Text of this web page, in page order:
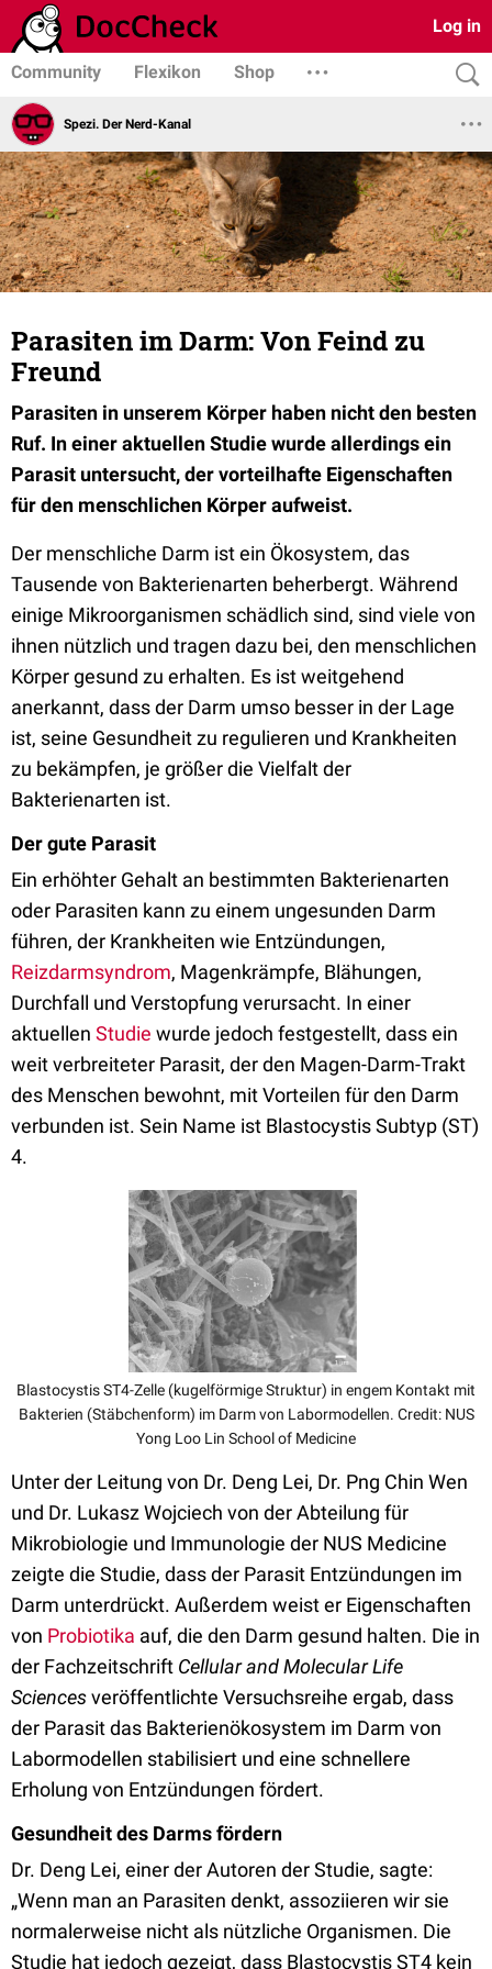
Log in
Community Flexikon Shop
Spezi. Der Nerd-Kanal
Parasiten im Darm: Von Feind zu
Freund
Parasiten in unserem Körper haben nicht den besten
Ruf. In einer aktuellen Studie wurde allerdings ein
Parasit untersucht, der vorteilhafte Eigenschaften
für den menschlichen Körper aufweist.
Der menschliche Darm ist ein Ökosystem, das
Tausende von Bakterienarten beherbergt. Während
einige Mikroorganismen schädlich sind, sind viele von
ihnen nützlich und tragen dazu bei, den menschlichen
Körper gesund zu erhalten. Es ist weitgehend
anerkannt, dass der Darm umso besser in der Lage
ist, seine Gesundheit zu regulieren und Krankheiten
zu bekämpfen, je größer die Vielfalt der
Bakterienarten ist.
Der gute Parasit
Ein erhöhter Gehalt an bestimmten Bakterienarten
oder Parasiten kann zu einem ungesunden Darm
führen, der Krankheiten wie Entzündungen,
Reizdarmsyndrom, Magenkrämpfe, Blähungen,
Durchfall und Verstopfung verursacht. In einer
aktuellen Studie wurde jedoch festgestellt, dass ein
weit verbreiteter Parasit, der den Magen-Darm-Trakt
des Menschen bewohnt, mit Vorteilen für den Darm
verbunden ist. Sein Name ist Blastocystis Subtyp (ST)
4.
Blastocystis ST4-Zelle (kugelförmige Struktur) in engem Kontakt mit
Bakterien (Stäbchenform) im Darm von Labormodellen. Credit: NUS
Yong Loo Lin School of Medicine
Unter der Leitung von Dr. Deng Lei, Dr. Png Chin Wen
und Dr. Lukasz Wojciech von der Abteilung für
Mikrobiologie und Immunologie der NUS Medicine
zeigte die Studie, dass der Parasit Entzündungen im
Darm unterdrückt. Außerdem weist er Eigenschaften
von Probiotika auf, die den Darm gesund halten. Die in
der Fachzeitschrift Cellular and Molecular Life
Sciencesveröffentlichte Versuchsreihe ergab, dass
der Parasit das Bakterienökosystem im Darm von
Labormodellen stabilisiert und eine schnellere
Erholung von Entzündungen fördert.
Gesundheit des Darms fördern
Dr. Deng Lei, einer der Autoren der Studie, sagte:
„Wenn man an Parasiten denkt, assoziieren wir sie
normalerweise nicht als nützliche Organismen. Die
Studie hat jedoch gezeigt, dass Blastocystis ST4 kein